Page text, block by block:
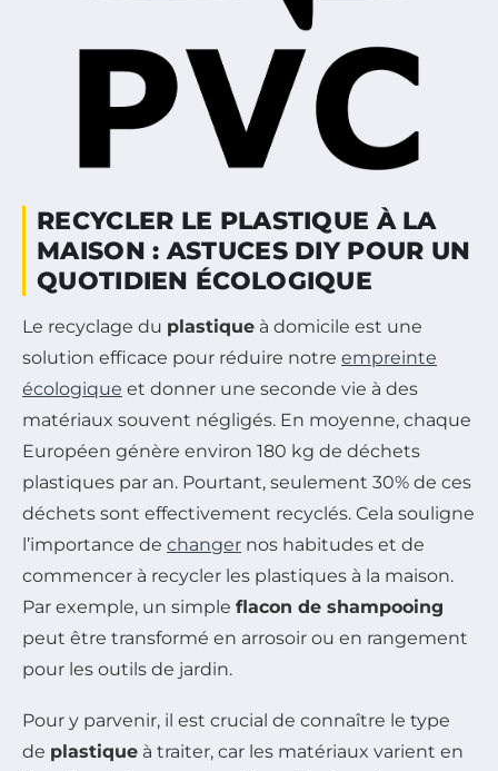
RECYCLER LE PLASTIQUE À LA
MAISON : ASTUCES DIY POUR UN
QUOTIDIEN ÉCOLOGIQUE
Le recyclage du plastique à domicile est une
solution efficace pour réduire notre empreinte
écologique et donner une seconde vie à des
matériaux souvent négligés. En moyenne, chaque
Européen génère environ 180 kg de déchets
plastiques par an. Pourtant, seulement 30% de ces
déchets sont effectivement recyclés. Cela souligne
l’importance de changer nos habitudes et de
commencer à recycler les plastiques à la maison.
Par exemple, un simple flacon de shampooing
peut être transformé en arrosoir ou en rangement
pour les outils de jardin.
Pour y parvenir, il est crucial de connaître le type
de plastique à traiter, car les matériaux varient en